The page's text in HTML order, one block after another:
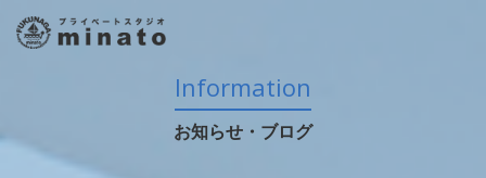
Information
お知らせ・ブログ